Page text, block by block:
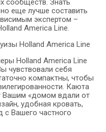
сообществ. Знать
еще лучше составить
экспертом –
America Line.
Holland America Line
Holland America Line
чувствовали себя
компактны, чтобы
Каюта
Вашим «домом вдали от
удобная кровать,
Вашего частного